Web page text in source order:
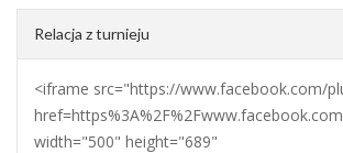
Relacja z turnieju
<iframe src="https://www.facebook.com/
width="500" height="689"